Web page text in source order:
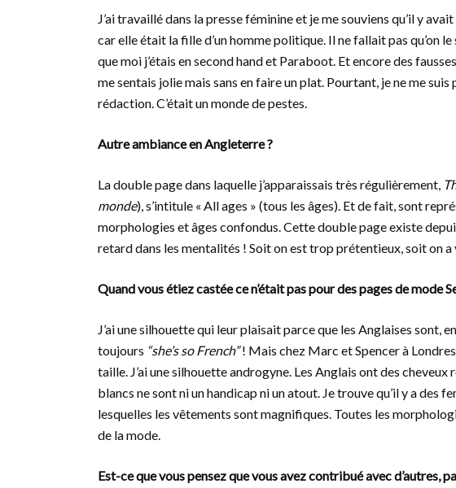
J’ai travaillé dans la presse féminine et je me souviens qu’il y
car elle était la fille d’un homme politique. Il ne fallait pas qu’on
que moi j’étais en second hand et Paraboot. Et encore des
me sentais jolie mais sans en faire un plat. Pourtant, je ne me
rédaction. C’était un monde de pestes.
Autre ambiance en Angleterre ?
La double page dans laquelle j’apparaissais très régulièrement,
monde), s’intitule « All ages » (tous les âges). Et de fait, sont
morphologies et âges confondus. Cette double page existe
retard dans les mentalités ! Soit on est trop prétentieux, soit on
Quand vous étiez castée ce n’était pas pour des pages de mode
J’ai une silhouette qui leur plaisait parce que les Anglaises sont,
toujours “she’s so French”! Mais chez Marc et Spencer à
taille. J’ai une silhouette androgyne. Les Anglais ont des
blancs ne sont ni un handicap ni un atout. Je trouve qu’il y a des
lesquelles les vêtements sont magnifiques. Toutes les
de la mode.
Est-ce que vous pensez que vous avez contribué avec d’autres,